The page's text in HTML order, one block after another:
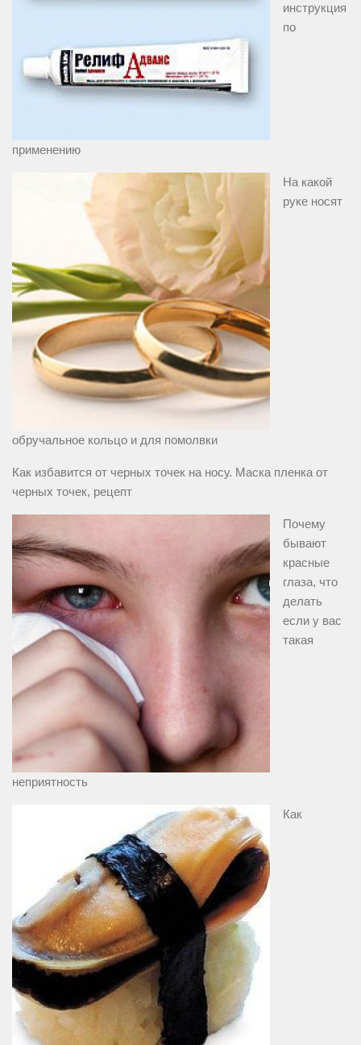
инструкция
по
применению
На какой
руке носят
обручальное кольцо и для помолвки
Как избавится от черных точек на носу. Маска пленка от
черных точек, рецепт
Почему
бывают
красные
глаза, что
делать
если у вас
такая
неприятность
Как